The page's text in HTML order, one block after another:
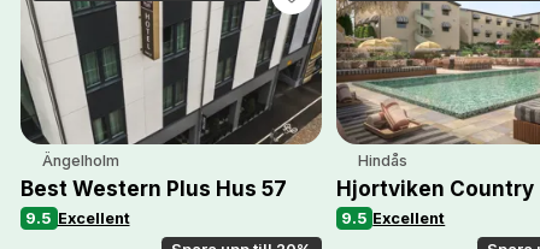
Ängelholm
Best Western Plus Hus 57
9.5 Excellent
Hindås
Hjortviken Country
9.5 Excellent